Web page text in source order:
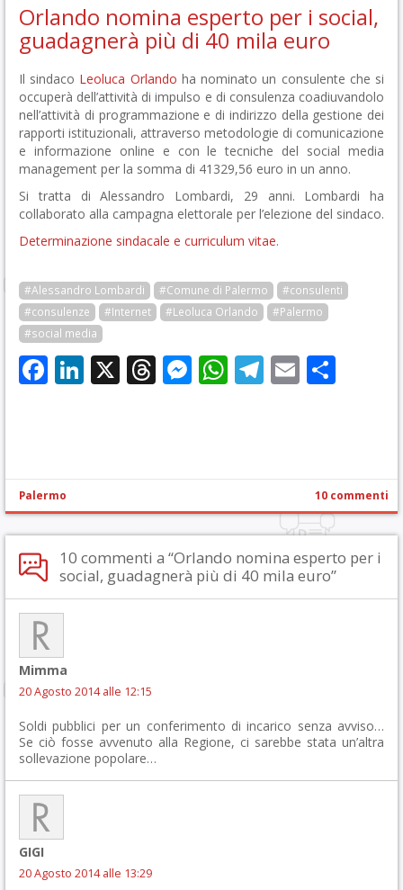
Orlando nomina esperto per i social,
guadagnerà più di 40 mila euro
Il sindaco Leoluca Orlando ha nominato un consulente che si
occuperà dell’attività di impulso e di consulenza coadiuvandolo
nell’attività di programmazione e di indirizzo della gestione dei
rapporti istituzionali, attraverso metodologie di comunicazione
e informazione online e con le tecniche del social media
management per la somma di 41329,56 euro in un anno.
Si tratta di Alessandro Lombardi, 29 anni. Lombardi ha
collaborato alla campagna elettorale per l’elezione del sindaco.
Determinazione sindacale e curriculum vitae.
#Alessandro Lombardi #Comune di Palermo
#consulenti
#consulenze
#Internet #Leoluca Orlando
#Palermo
#social media
Facebook
LinkedIn
X Threads
Messenger
WhatsApp
Telegram
Email
Palermo 10 commenti
10 commenti a “Orlando nomina esperto per i
social, guadagnerà più di 40 mila euro”
Mimma
20 Agosto 2014 alle 12:15
Soldi pubblici per un conferimento di incarico senza avviso…
Se ciò fosse avvenuto alla Regione, ci sarebbe stata un’altra
sollevazione popolare…
GIGI
20 Agosto 2014 alle 13:29